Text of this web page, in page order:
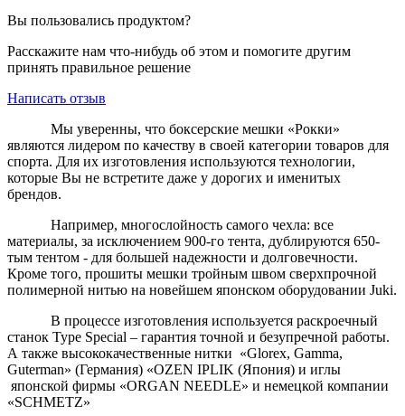
Вы пользовались продуктом?
Расскажите нам что-нибудь об этом и помогите другим
принять правильное решение
Написать отзыв
Мы уверенны, что боксерские мешки «Рокки»
являются лидером по качеству в своей категории товаров для
спорта. Для их изготовления используются технологии,
которые Вы не встретите даже у дорогих и именитых
брендов.
Например, многослойность самого чехла: все
материалы, за исключением 900-го тента, дублируются 650-
тым тентом - для большей надежности и долговечности.
Кроме того, прошиты мешки тройным швом сверхпрочной
полимерной нитью на новейшем японском оборудовании Juki.
В процессе изготовления используется раскроечный
станок Type Special – гарантия точной и безупречной работы.
А также высококачественные нитки «Glorex, Gamma,
Guterman» (Германия) «OZEN IPLIK (Япония) и иглы
японской фирмы «ORGAN NEEDLE» и немецкой компании
«SCHMETZ»